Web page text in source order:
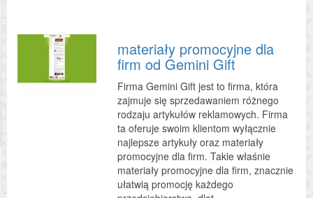
materiały promocyjne dla
firm od Gemini Gift
Firma Gemini Gift jest to firma, która
zajmuje się sprzedawaniem różnego
rodzaju artykułów reklamowych. Firma
ta oferuje swoim klientom wyłącznie
najlepsze artykuły oraz materiały
promocyjne dla firm. Takie właśnie
materiały promocyjne dla firm, znacznie
ułatwią promocję każdego